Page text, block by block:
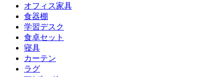
オフィス家具
食器棚
学習デスク
食卓セット
寝具
カーテン
ラグ